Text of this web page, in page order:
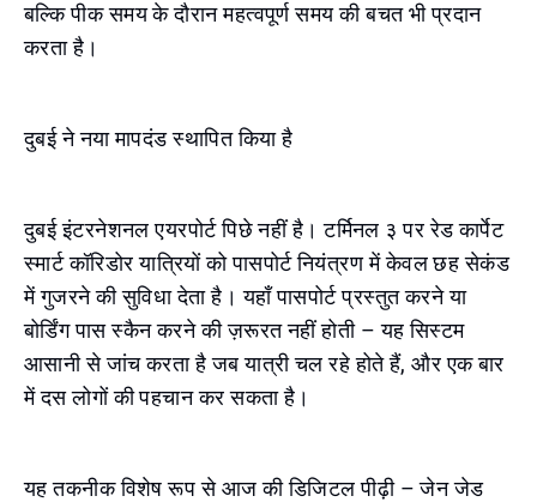
बल्कि पीक समय के दौरान महत्वपूर्ण समय की बचत भी प्रदान
करता है।
दुबई ने नया मापदंड स्थापित किया है
दुबई इंटरनेशनल एयरपोर्ट पिछे नहीं है। टर्मिनल ३ पर रेड कार्पेट
स्मार्ट कॉरिडोर यात्रियों को पासपोर्ट नियंत्रण में केवल छह सेकंड
में गुजरने की सुविधा देता है। यहाँ पासपोर्ट प्रस्तुत करने या
बोर्डिंग पास स्कैन करने की ज़रूरत नहीं होती – यह सिस्टम
आसानी से जांच करता है जब यात्री चल रहे होते हैं, और एक बार
में दस लोगों की पहचान कर सकता है।
यह तकनीक विशेष रूप से आज की डिजिटल पीढ़ी – जेन जेड